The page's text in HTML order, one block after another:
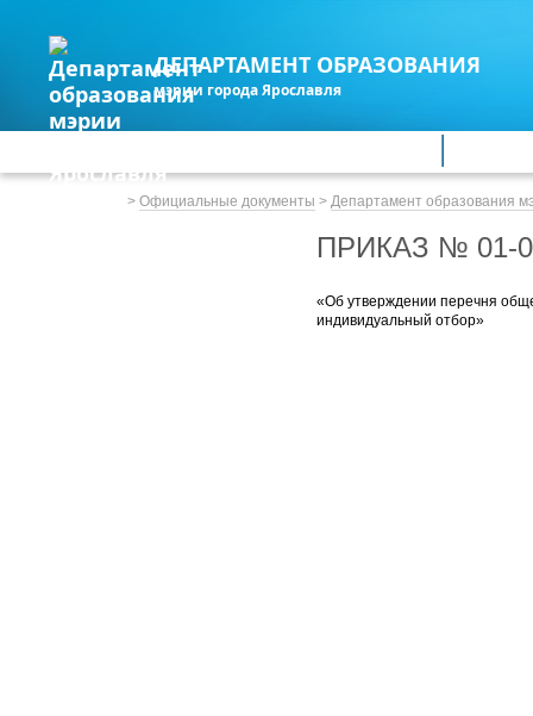
ДЕПАРТАМЕНТ ОБРАЗОВАНИЯ
мэрии города Ярославля
> Официальные документы > Департамент образования
ПРИКАЗ № 01-
«Об утверждении перечня
индивидуальный отбор»